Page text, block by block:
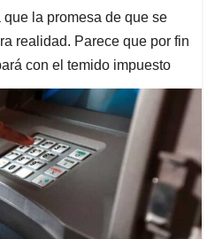
la promesa de que se
realidad. Parece que por fin
con el temido impuesto